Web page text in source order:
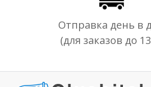
Отправка день в
(для заказов до